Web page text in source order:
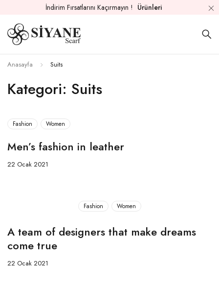
İndirim Fırsatlarını Kaçırmayın ! Ürünleri
Kategori: Suits
Anasayfa Suits
Fashion Women
Men’s fashion in leather
22 Ocak 2021
Fashion Women
A team of designers that make dreams
come true
22 Ocak 2021